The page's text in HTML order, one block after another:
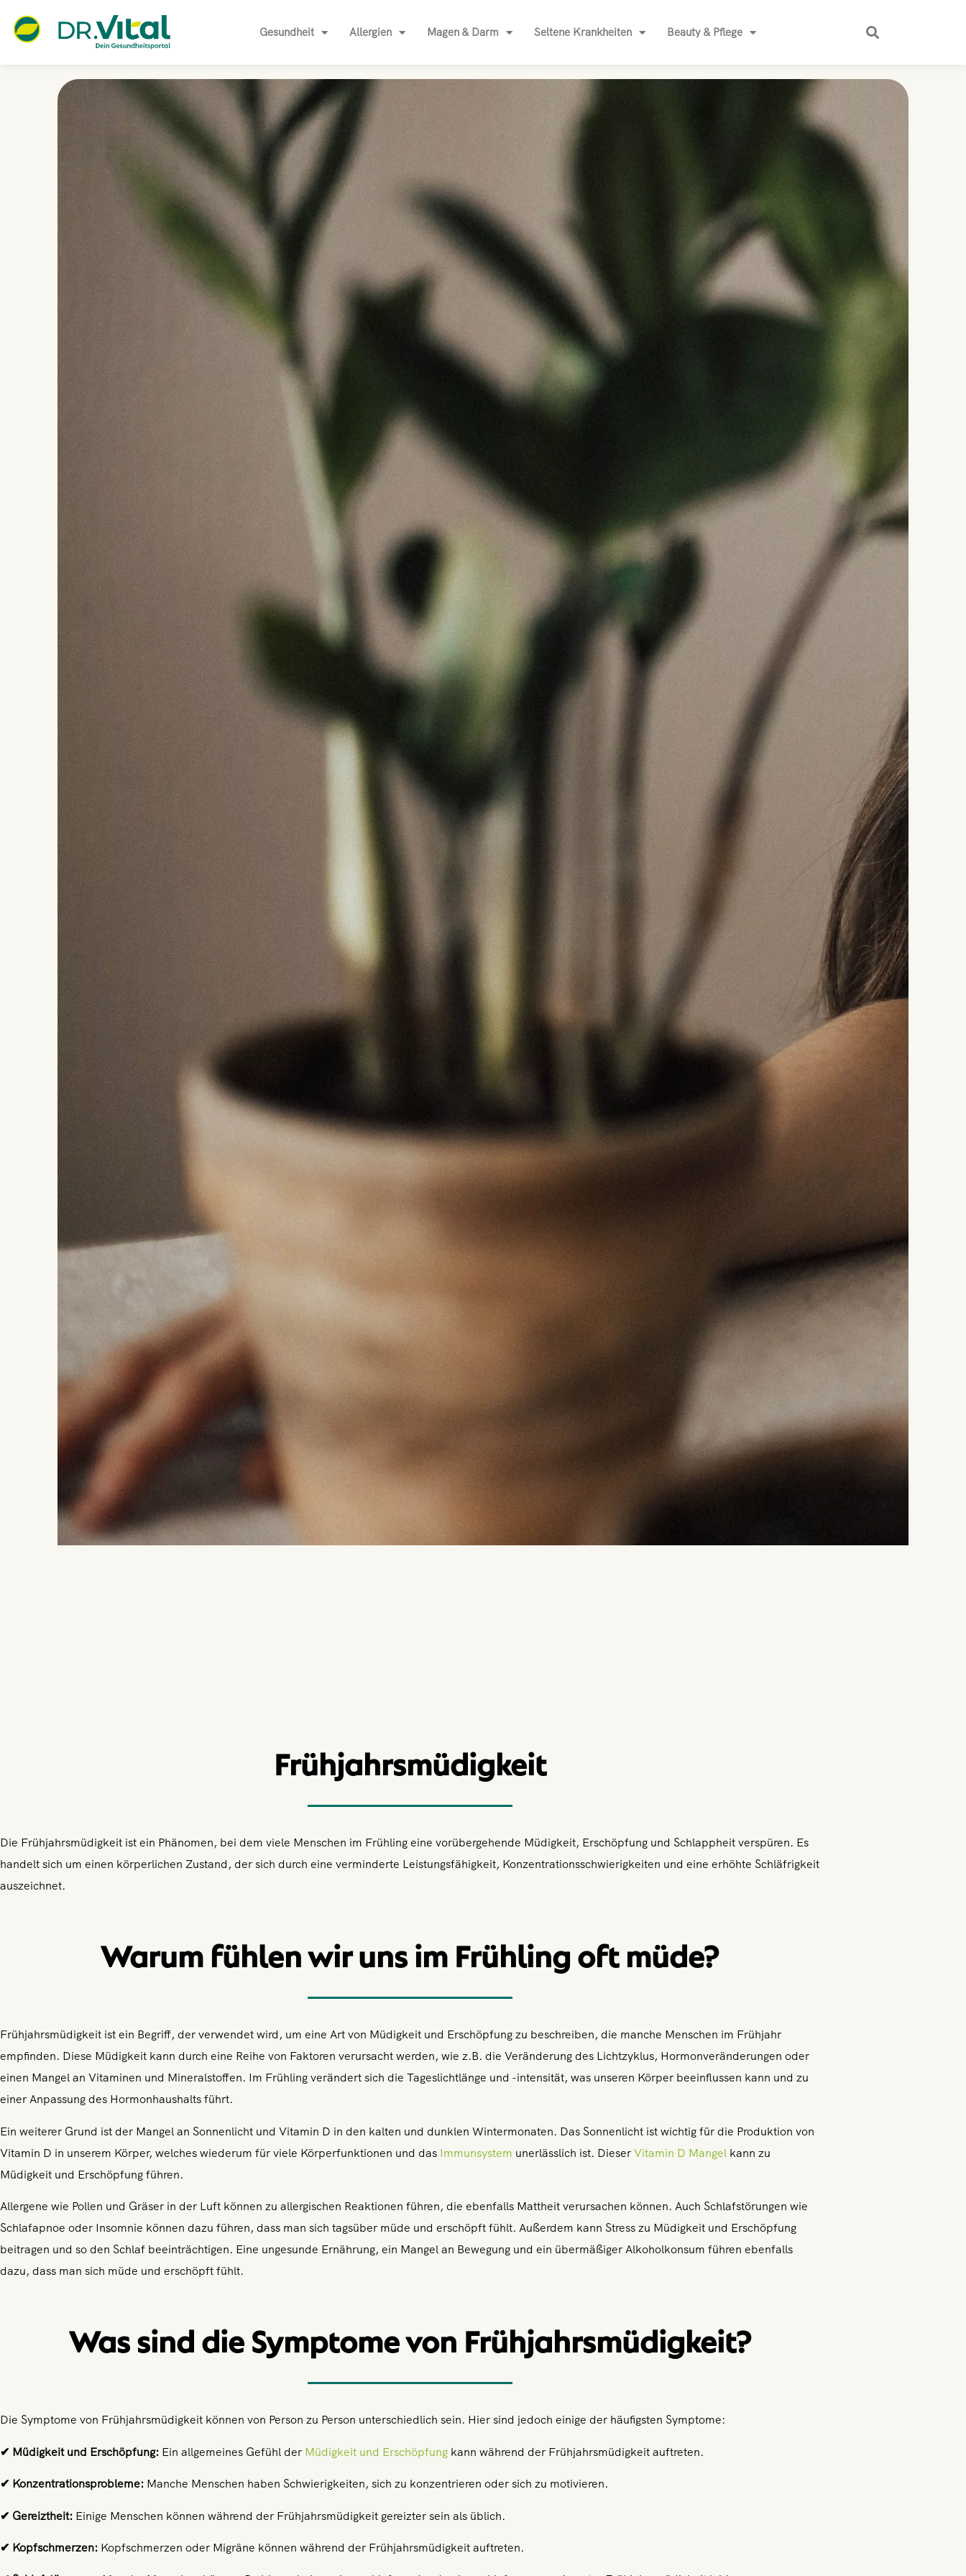
Gesundheit Allergien Magen & Darm Seltene Krankheiten Beauty & Pflege
Frühjahrsmüdigkeit
Die Frühjahrsmüdigkeit ist ein Phänomen, bei dem viele Menschen im Frühling eine vorübergehende Müdigkeit, Erschöpfung und Schlappheit verspüren. Es
handelt sich um einen körperlichen Zustand, der sich durch eine verminderte Leistungsfähigkeit, Konzentrationsschwierigkeiten und eine erhöhte Schläfrigkeit
auszeichnet.
Warum fühlen wir uns im Frühling oft müde?
Frühjahrsmüdigkeit ist ein Begriff, der verwendet wird, um eine Art von Müdigkeit und Erschöpfung zu beschreiben, die manche Menschen im Frühjahr
empfinden. Diese Müdigkeit kann durch eine Reihe von Faktoren verursacht werden, wie z.B. die Veränderung des Lichtzyklus, Hormonveränderungen oder
einen Mangel an Vitaminen und Mineralstoffen. Im Frühling verändert sich die Tageslichtlänge und -intensität, was unseren Körper beeinflussen kann und zu
einer Anpassung des Hormonhaushalts führt.
Ein weiterer Grund ist der Mangel an Sonnenlicht und Vitamin D in den kalten und dunklen Wintermonaten. Das Sonnenlicht ist wichtig für die Produktion von
Vitamin D in unserem Körper, welches wiederum für viele Körperfunktionen und das Immunsystem unerlässlich ist. DieserVitamin D Mangel kann zu
Müdigkeit und Erschöpfung führen.
Allergene wie Pollen und Gräser in der Luft können zu allergischen Reaktionen führen, die ebenfalls Mattheit verursachen können. Auch Schlafstörungen wie
Schlafapnoe oder Insomnie können dazu führen, dass man sich tagsüber müde und erschöpft fühlt. Außerdem kann Stress zu Müdigkeit und Erschöpfung
beitragen und so den Schlaf beeinträchtigen. Eine ungesunde Ernährung, ein Mangel an Bewegung und ein übermäßiger Alkoholkonsum führen ebenfalls
dazu, dass man sich müde und erschöpft fühlt.
Was sind die Symptome von Frühjahrsmüdigkeit?
Die Symptome von Frühjahrsmüdigkeit können von Person zu Person unterschiedlich sein. Hier sind jedoch einige der häufigsten Symptome:
✔ Müdigkeit und Erschöpfung: Ein allgemeines Gefühl der Müdigkeit und Erschöpfung kann während der Frühjahrsmüdigkeit auftreten.
✔ Konzentrationsprobleme: Manche Menschen haben Schwierigkeiten, sich zu konzentrieren oder sich zu motivieren.
✔ Gereiztheit: Einige Menschen können während der Frühjahrsmüdigkeit gereizter sein als üblich.
✔ Kopfschmerzen: Kopfschmerzen oder Migräne können während der Frühjahrsmüdigkeit auftreten.